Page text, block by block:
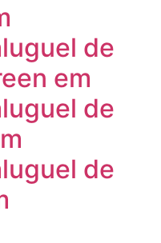
de
em
de
de